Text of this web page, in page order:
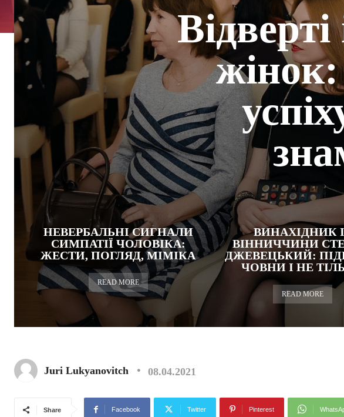
Відверті
НЕВЕРБАЛЬНІ СИГНАЛИ
СИМПАТІЇ ЧОЛОВІКА:
ЖЕСТИ, ПОГЛЯД, МІМІКА
READ MORE
ВИНАХІДНИК
ВІННИЧЧИНИ
ДЖЕВЕЦЬКИЙ:
ЧОВНИ І НЕ
READ MORE
Juri Lukyanovitch 08.04.2021
Share Facebook Twitter Pinterest